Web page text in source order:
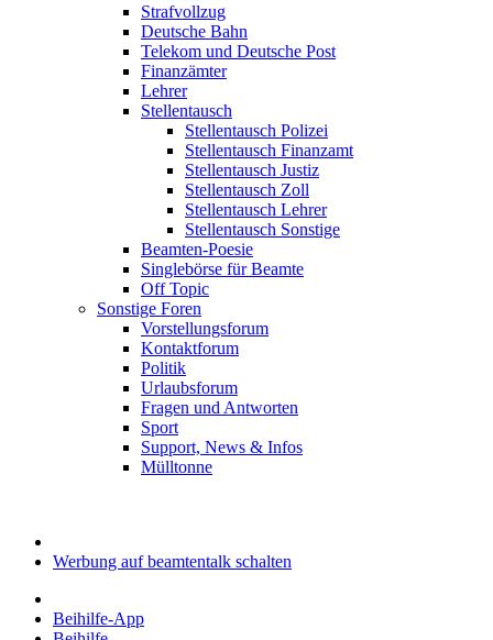
Strafvollzug
Deutsche Bahn
Telekom und Deutsche Post
Finanzämter
Lehrer
Stellentausch
Stellentausch Polizei
Stellentausch Finanzamt
Stellentausch Justiz
Stellentausch Zoll
Stellentausch Lehrer
Stellentausch Sonstige
Beamten-Poesie
Singlebörse für Beamte
Off Topic
Sonstige Foren
Vorstellungsforum
Kontaktforum
Politik
Urlaubsforum
Fragen und Antworten
Sport
Support, News & Infos
Mülltonne
Werbung auf beamtentalk schalten
Beihilfe-App